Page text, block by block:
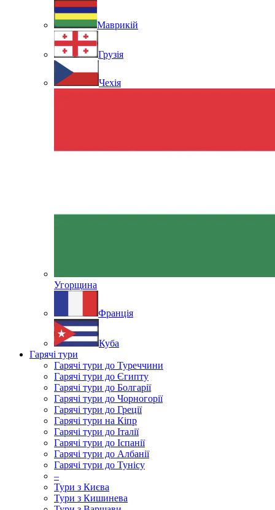
Маврикій
Грузія
Чехія
Угорщина
Франція
Куба
Гарячі тури
Гарячі тури до Туреччини
Гарячі тури до Єгипту
Гарячі тури до Болгарії
Гарячі тури до Чорногорії
Гарячі тури до Греції
Гарячі тури на Кіпр
Гарячі тури до Італії
Гарячі тури до Іспанії
Гарячі тури до Албанії
Гарячі тури до Тунісу
–
Тури з Києва
Тури з Кишинева